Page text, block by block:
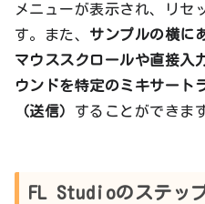
メニューが表示され、リセ
す。また、 サンプルの横に
マウススクロールや直接入
ウンドを特定のミキサート
（送信） することができま
FL Studioのステッ